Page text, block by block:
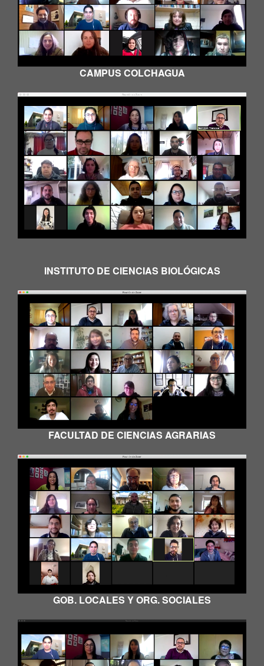
CAMPUS COLCHAGUA
INSTITUTO DE CIENCIAS BIOLÓGICAS
FACULTAD DE CIENCIAS AGRARIAS
GOB. LOCALES Y ORG. SOCIALES